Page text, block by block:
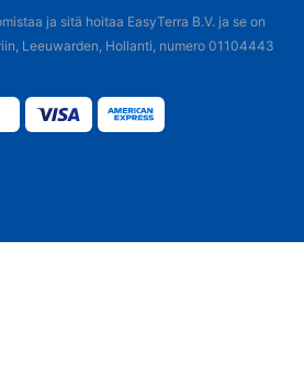
ja sitä hoitaa EasyTerra B.V. ja se on
Leeuwarden, Hollanti, numero 01104443